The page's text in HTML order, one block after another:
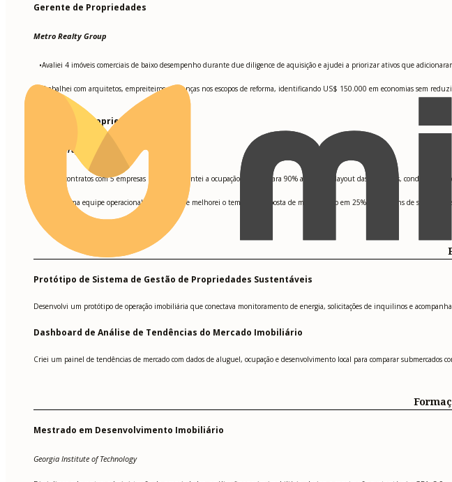
Gerente de Propriedades
Metro Realty Group
•Avaliei 4 imóveis comerciais de baixo desempenho durante due diligence de aquisição e ajudei a priorizar ativos que
Trabalhei com arquitetos, empreiteiros e finanças nos escopos de reforma, identificando US$ 150.000 em economias sem
Gerente de Propriedades
Capital Properties LLC
Fechei contratos com 5 empresas locais e aumentei a ocupação de 60% para 90% ao alinhar layout das unidades, condições de
Liderei uma equipe operacional de 3 pessoas e melhorei o tempo de resposta de manutenção em 25% com ordens de serviço
Protótipo de Sistema de Gestão de Propriedades Sustentáveis
Desenvolvi um protótipo de operação imobiliária que conectava monitoramento de energia, solicitações de inquilinos e
Dashboard de Análise de Tendências do Mercado Imobiliário
Criei um painel de tendências de mercado com dados de aluguel, ocupação e desenvolvimento local para comparar submercados
Mestrado em Desenvolvimento Imobiliário
Georgia Institute of Technology